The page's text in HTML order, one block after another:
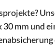
mm und